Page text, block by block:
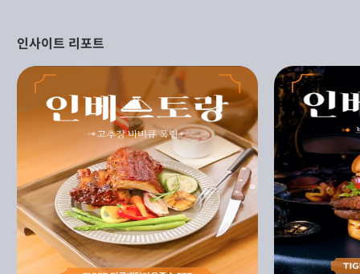
인사이트 리포트